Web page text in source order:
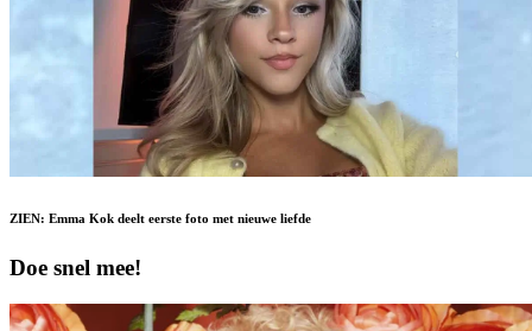
ZIEN: Emma Kok deelt eerste foto met nieuwe liefde
Doe snel mee!